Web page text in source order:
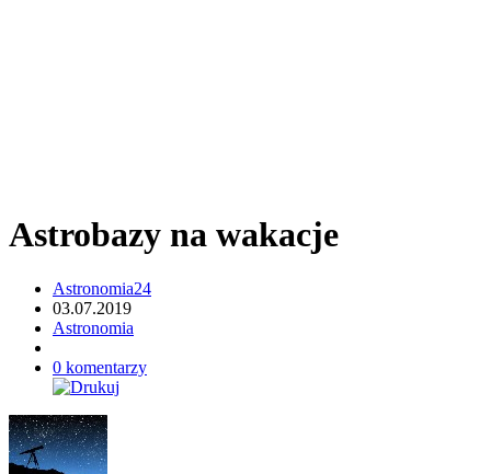
Astrobazy na wakacje
Astronomia24
03.07.2019
Astronomia
0 komentarzy